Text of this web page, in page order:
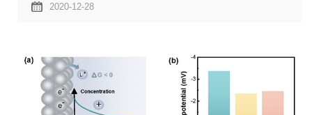
2020-12-28